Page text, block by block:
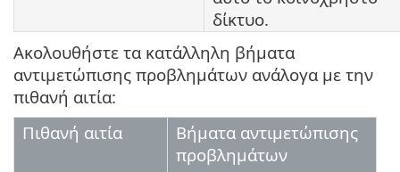
δίκτυο.
Ακολουθήστε τα κατάλληλη βήματα
αντιμετώπισης προβλημάτων ανάλογα με την
πιθανή αιτία:
Πιθανή αιτία
Βήματα αντιμετώπισης
προβλημάτων